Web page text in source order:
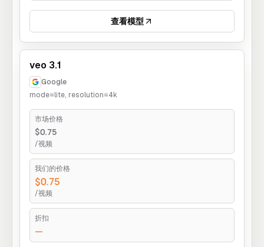
查看模型
veo 3.1
Google
mode=lite, resolution=4k
市场价格
$0.75
/视频
我们的价格
$0.75
/视频
折扣
—